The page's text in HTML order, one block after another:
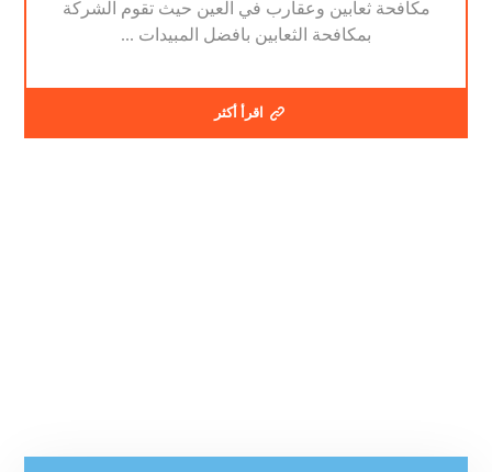
مكافحة ثعابين وعقارب في العين حيث تقوم الشركة
بمكافحة الثعابين بافضل المبيدات ...
اقرأ أكثر